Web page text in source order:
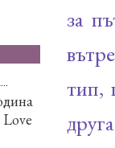
за
тип,